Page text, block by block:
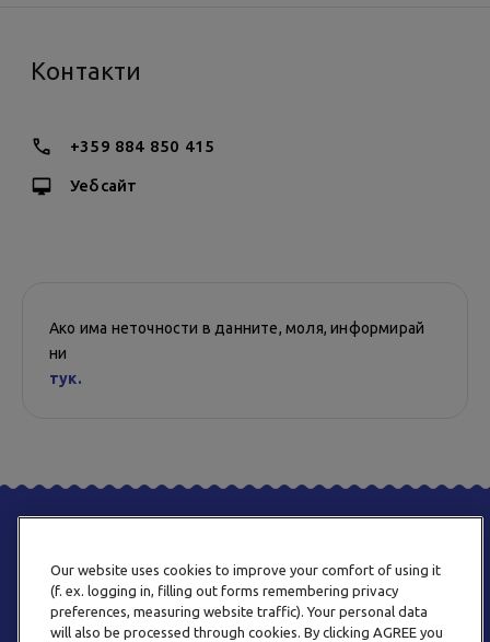
Контакти
+359 884 850 415
Уебсайт
Ако има неточности в данните, моля, информирай
ни
тук.
Our website uses cookies to improve your comfort of using it
(f. ex. logging in, filling out forms remembering privacy
preferences, measuring website traffic). Your personal data
will also be processed through cookies. By clicking AGREE you